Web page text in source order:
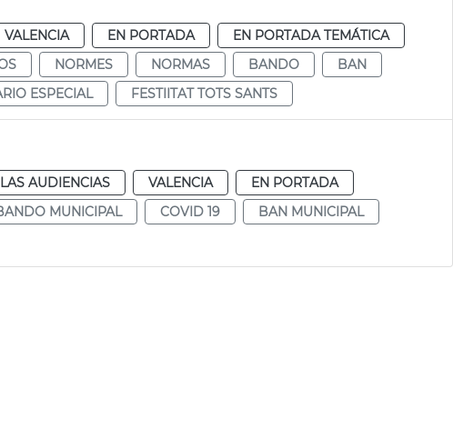
VALENCIA EN PORTADA
EN PORTADA TEMÁTICA
NORMES NORMAS BANDO
BAN
ESPECIAL FESTIITAT TOTS SANTS
AUDIENCIAS VALENCIA
EN PORTADA
MUNICIPAL COVID 19
BAN MUNICIPAL